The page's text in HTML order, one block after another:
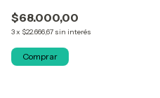
$68.000,00
3x $22.666,67 sin interés
Comprar